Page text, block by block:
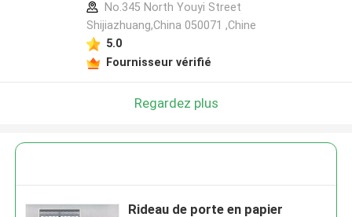
No.345 North Youyi Street
Shijiazhuang,China 050071 ,Chine
5.0
Fournisseur vérifié
Regardez plus
Rideau de porte en papier